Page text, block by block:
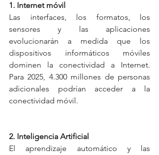
1. Internet móvil
Las interfaces, los formatos, los
sensores y las aplicaciones
evolucionarán a medida que los
dispositivos informáticos móviles
dominen la conectividad a Internet.
Para 2025, 4.300 millones de personas
adicionales podrían acceder a la
conectividad móvil.
2. Inteligencia Artificial
El aprendizaje automático y las